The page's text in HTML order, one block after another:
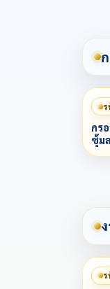
ร
กร
ซุ้ม
สี